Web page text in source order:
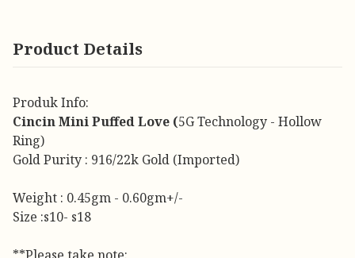
Product Details
Produk Info:
Cincin Mini Puffed Love (5G Technology - Hollow
Ring)
Gold Purity : 916/22k Gold (Imported)
Weight : 0.45gm - 0.60gm+/-
Size :s10- s18